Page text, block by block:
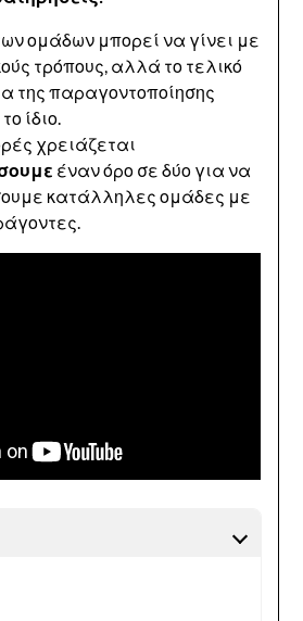
ομάδων μπορεί να γίνει με
τρόπους, αλλά το τελικό
της παραγοντοποίησης
ίδιο.
χρειάζεται
έναν όρο σε δύο για να
κατάλληλες ομάδες με